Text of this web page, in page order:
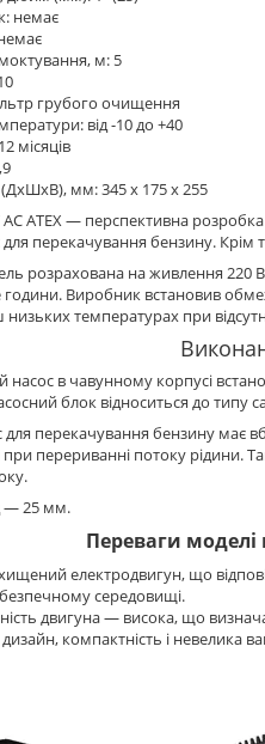
немає
м: 5
грубого очищення
від -10 до +40
місяців
мм: 345 х 175 х 255
AC ATEX — перспективна
для перекачування бензину. Крім
розрахована на живлення 220
Виробник встановив
температурах при
в чавунному корпусі
блок відноситься до
для перекачування бензину має
при перериванні потоку рідини.
— 25 мм.
Переваги моделі
електродвигун, що
середовищі.
двигуна — висока, що
компактність і невелика